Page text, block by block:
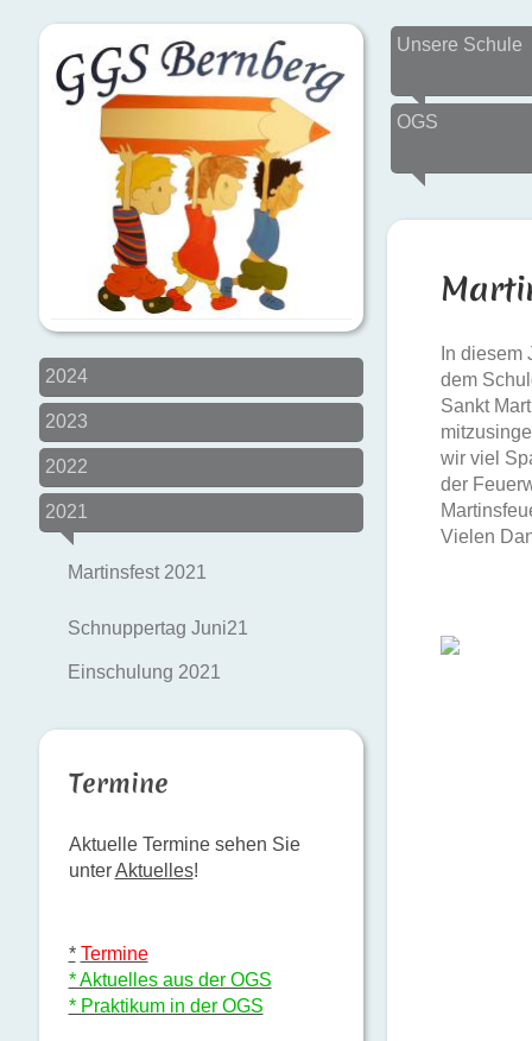
2024
2023
2022
2021
Martinsfest 2021
Schnuppertag Juni21
Einschulung 2021
Termine
Aktuelle Termine sehen Sie
unterAktuelles!
* Termine
* Aktuelles aus der OGS
* Praktikum in der OGS
Unsere Schule
OGS
In
dem
Sankt
wir viel
der
Vielen